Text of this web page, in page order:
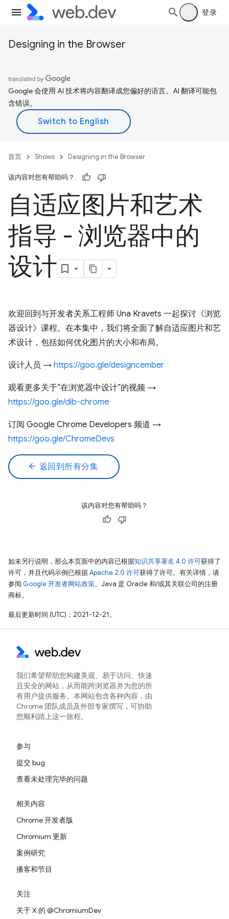
登录
Designing in the Browser
Google 会使用 AI 技术将内容翻译成您偏好的语言。AI 翻译可能包
含错误。
首页 Shows Designing in the Browser
该内容对您有帮助吗？
自适应图片和艺术
指导 - 浏览器中的
设计
欢迎回到与开发者关系工程师 Una Kravets 一起探讨《浏览
器设计》课程。在本集中，我们将全面了解自适应图片和艺
术设计，包括如何优化图片的大小和布局。
设计人员 → https://goo.gle/designcember
观看更多关于“在浏览器中设计”的视频 →
https://goo.gle/dib-chrome
订阅 Google Chrome Developers 频道 →
https://goo.gle/ChromeDevs
arrow_back 返回到所有分集
该内容对您有帮助吗？
如未另行说明，那么本页面中的内容已根据知识共享署名 4.0 许可获得了
许可，并且代码示例已根据Apache 2.0 许可获得了许可。有关详情，请
参阅 Google 开发者网站政策。Java 是 Oracle 和/或其关联公司的注册
商标。
最后更新时间 (UTC)：2021-12-21。
我们希望帮助您构建美观、易于访问、快速
且安全的网站，从而能跨浏览器并为您的所
有用户提供服务。本网站包含各种内容，由
Chrome 团队成员及外部专家撰写，可协助
您顺利踏上这一旅程。
参与
提交 bug
查看未处理完毕的问题
相关内容
Chrome 开发者版
Chromium 更新
案例研究
播客和节目
关注
关于 X 的 @ChromiumDev